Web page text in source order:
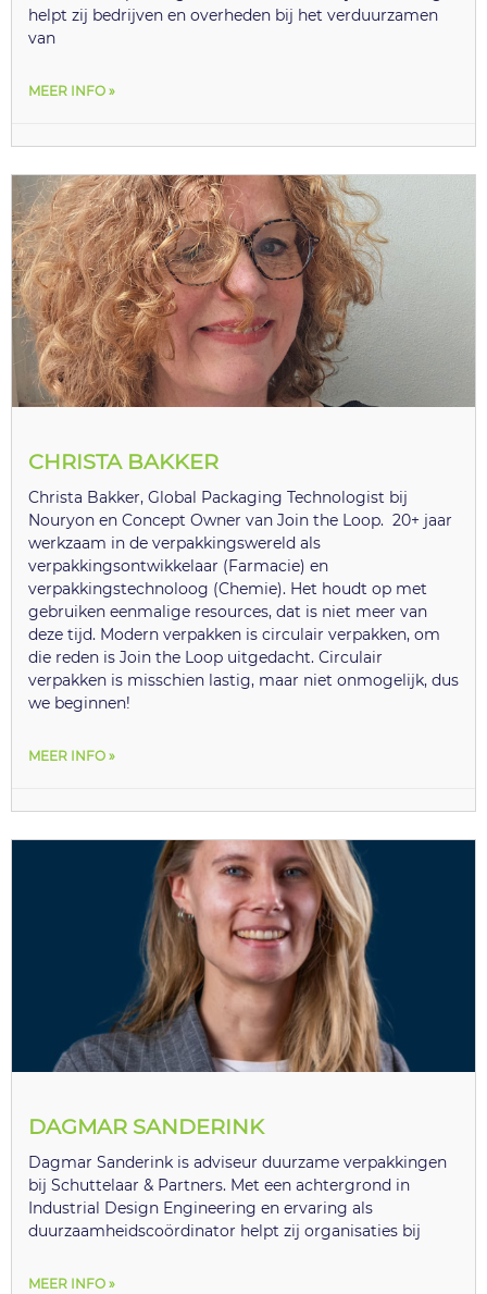
helpt zij bedrijven en overheden bij het verduurzamen
van
MEER INFO »
CHRISTA BAKKER
Christa Bakker, Global Packaging Technologist bij
Nouryon en Concept Owner van Join the Loop. 20+ jaar
werkzaam in de verpakkingswereld als
verpakkingsontwikkelaar (Farmacie) en
verpakkingstechnoloog (Chemie). Het houdt op met
gebruiken eenmalige resources, dat is niet meer van
deze tijd. Modern verpakken is circulair verpakken, om
die reden is Join the Loop uitgedacht. Circulair
verpakken is misschien lastig, maar niet onmogelijk, dus
we beginnen!
MEER INFO »
DAGMAR SANDERINK
Dagmar Sanderink is adviseur duurzame verpakkingen
bij Schuttelaar & Partners. Met een achtergrond in
Industrial Design Engineering en ervaring als
duurzaamheidscoördinator helpt zij organisaties bij
MEER INFO »